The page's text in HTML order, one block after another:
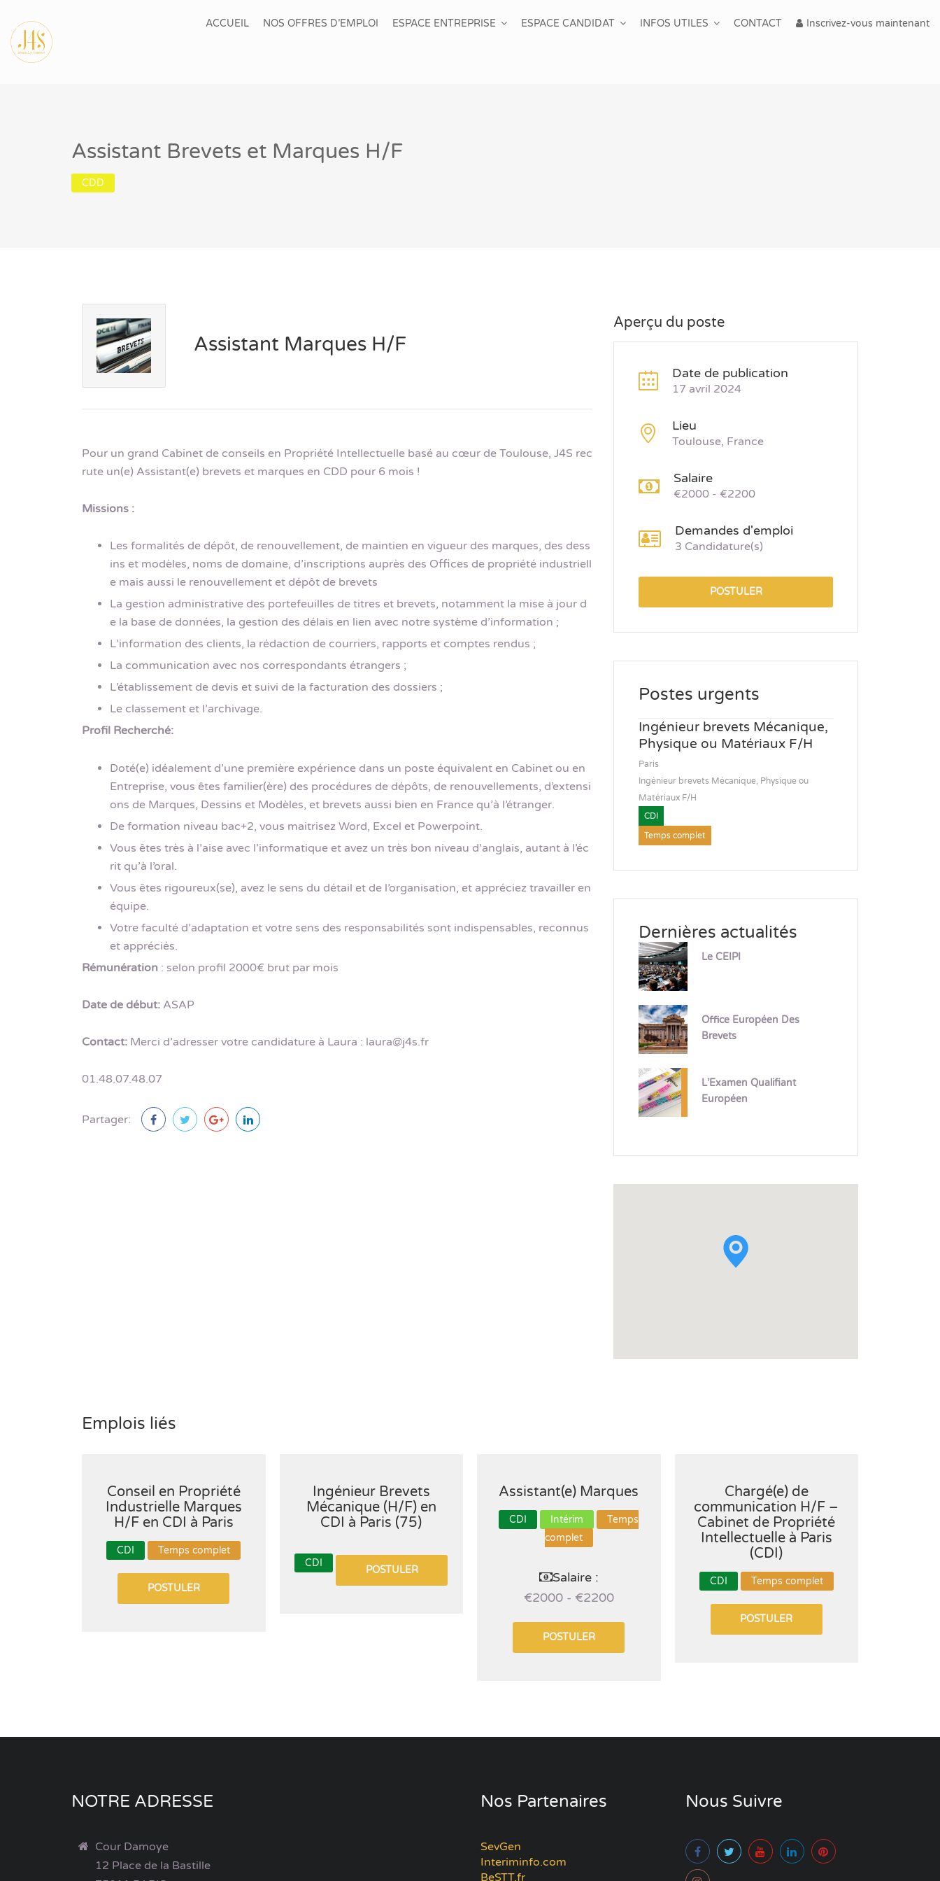
Inscrivez-vous maintenant
ACCUEIL NOS OFFRES D’EMPLOI ESPACE ENTREPRISE ESPACE CANDIDAT INFOS UTILES CONTACT
Assistant Brevets et Marques H/F
CDD
Assistant Marques H/F
Pour un grand Cabinet de conseils en Propriété Intellectuelle basé au cœur de Toulouse, J4S rec
rute un(e) Assistant(e) brevets et marques en CDD pour 6 mois !
Missions :
Les formalités de dépôt, de renouvellement, de maintien en vigueur des marques, des dess
ins et modèles, noms de domaine, d’inscriptions auprès des Offices de propriété industriell
e mais aussi le renouvellement et dépôt de brevets
La gestion administrative des portefeuilles de titres et brevets, notamment la mise à jour d
e la base de données, la gestion des délais en lien avec notre système d’information ;
L’information des clients, la rédaction de courriers, rapports et comptes rendus ;
La communication avec nos correspondants étrangers ;
L’établissement de devis et suivi de la facturation des dossiers ;
Le classement et l’archivage.
Profil Recherché:
Doté(e) idéalement d’une première expérience dans un poste équivalent en Cabinet ou en
Entreprise, vous êtes familier(ère) des procédures de dépôts, de renouvellements, d’extensi
ons de Marques, Dessins et Modèles, et brevets aussi bien en France qu’à l’étranger.
De formation niveau bac+2, vous maitrisez Word, Excel et Powerpoint.
Vous êtes très à l’aise avec l’informatique et avez un très bon niveau d’anglais, autant à l’éc
rit qu’à l’oral.
Vous êtes rigoureux(se), avez le sens du détail et de l’organisation, et appréciez travailler en
équipe.
Votre faculté d’adaptation et votre sens des responsabilités sont indispensables, reconnus
et appréciés.
Rémunération : selon profil 2000€ brut par mois
Date de début: ASAP
Contact: Merci d’adresser votre candidature à Laura : laura@j4s.fr
01.48.07.48.07
Partager:
Aperçu du poste
Date de publication
17 avril 2024
Lieu
Toulouse, France
Salaire
€2000 - €2200
Demandes d'emploi
3 Candidature(s)
POSTULER
Postes urgents
Ingénieur brevets Mécanique,
Physique ou Matériaux F/H
Paris
Ingénieur brevets Mécanique, Physique ou
Matériaux F/H
CDI
Temps complet
Dernières actualités
Le CEIPI
Office Européen Des
Brevets
L’Examen Qualifiant
Européen
Emplois liés
Conseil en Propriété
Industrielle Marques
H/F en CDI à Paris
CDI Temps complet
POSTULER
Ingénieur Brevets
Mécanique (H/F) en
CDI à Paris (75)
CDI
POSTULER
Assistant(e) Marques
CDI Intérim
Temps
complet
Salaire :
€2000 - €2200
POSTULER
Chargé(e) de
communication H/F –
Cabinet de Propriété
Intellectuelle à Paris
(CDI)
CDI Temps complet
POSTULER
NOTRE ADRESSE
Cour Damoye
12 Place de la Bastille
Nos Partenaires
SevGen
Interiminfo.com
BeSTT.fr
Nous Suivre